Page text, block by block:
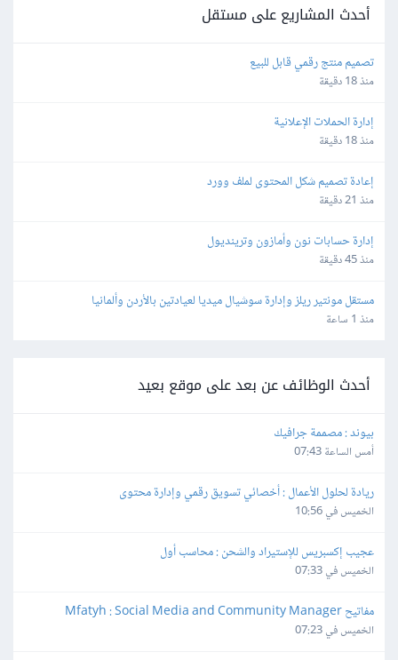
أحدث المشاريع على مستقل
تصميم منتج رقمي قابل للبيع
منذ 18 دقيقة
إدارة الحملات الإعلانية
منذ 18 دقيقة
إعادة تصميم شكل المحتوى لملف وورد
منذ 21 دقيقة
إدارة حسابات نون وأمازون وترينديول
منذ 45 دقيقة
مستقل مونتير ريلز وإدارة سوشيال ميديا لعيادتين بالأردن وألمانيا
منذ 1 ساعة
أحدث الوظائف عن بعد على موقع بعيد
بيوند : مصممة جرافيك
أمس الساعة 07:43
ريادة لحلول الأعمال : أخصائي تسويق رقمي وإدارة محتوى
الخميس في 10:56
عجيب إكسبريس للإستيراد والشحن : محاسب أول
الخميس في 07:33
مفاتيح Mfatyh : Social Media and Community Manager
الخميس في 07:23